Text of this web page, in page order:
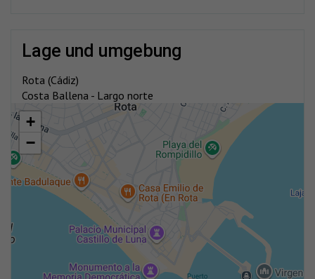
lage und umgebung
Rota (Cádiz)
Costa Ballena - Largo norte
+
−